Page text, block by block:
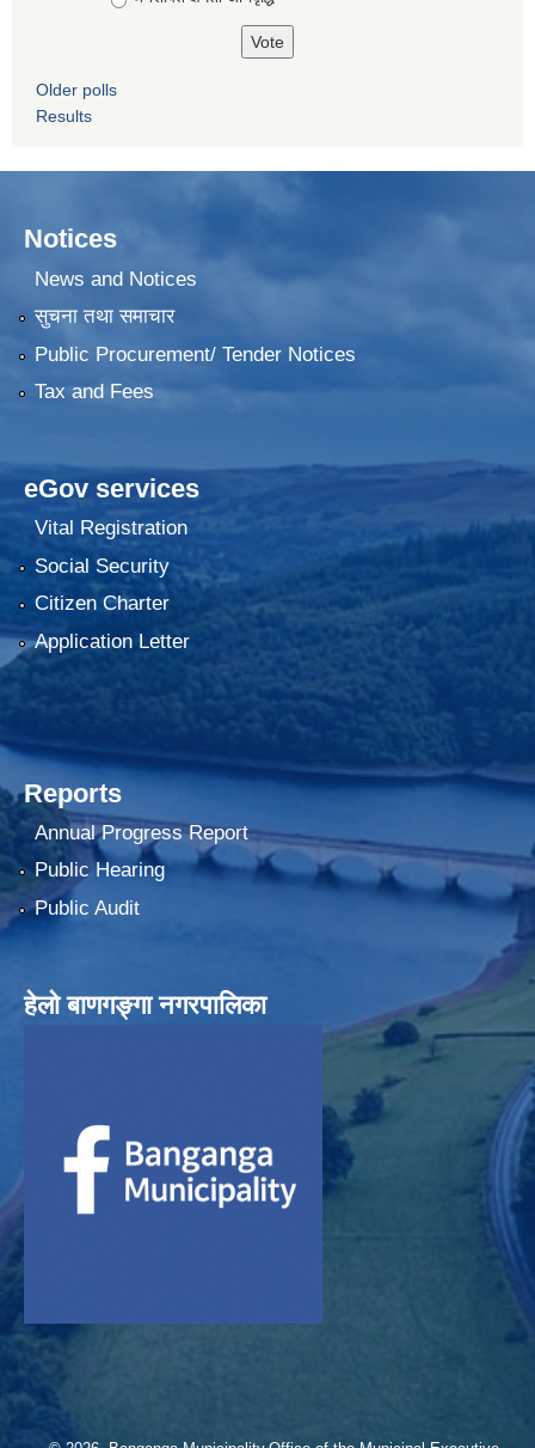
Older polls
Results
Notices
News and Notices
सुचना तथा समाचार
Public Procurement/ Tender Notices
Tax and Fees
eGov services
Vital Registration
Social Security
Citizen Charter
Application Letter
Reports
Annual Progress Report
Public Hearing
Public Audit
हेलाे बाणगङ्गा नगरपालिका